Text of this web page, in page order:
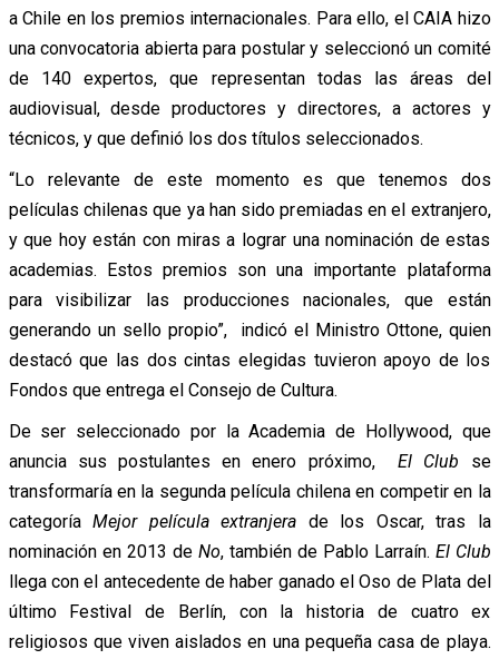
a Chile en los premios internacionales. Para ello, el CAIA hizo
una convocatoria abierta para postular y seleccionó un comité
de 140 expertos, que representan todas las áreas del
audiovisual, desde productores y directores, a actores y
técnicos, y que definió los dos títulos seleccionados.
“Lo relevante de este momento es que tenemos dos
películas chilenas que ya han sido premiadas en el extranjero,
y que hoy están con miras a lograr una nominación de estas
academias. Estos premios son una importante plataforma
para visibilizar las producciones nacionales, que están
generando un sello propio”, indicó el Ministro Ottone, quien
destacó que las dos cintas elegidas tuvieron apoyo de los
Fondos que entrega el Consejo de Cultura.
De ser seleccionado por la Academia de Hollywood, que
anuncia sus postulantes en enero próximo,
El Club se
transformaría en la segunda película chilena en competir en la
categoría Mejor película extranjera de los Oscar, tras la
nominación en 2013 de No, también de Pablo Larraín. El Club
llega con el antecedente de haber ganado el Oso de Plata del
último Festival de Berlín, con la historia de cuatro ex
religiosos que viven aislados en una pequeña casa de playa.